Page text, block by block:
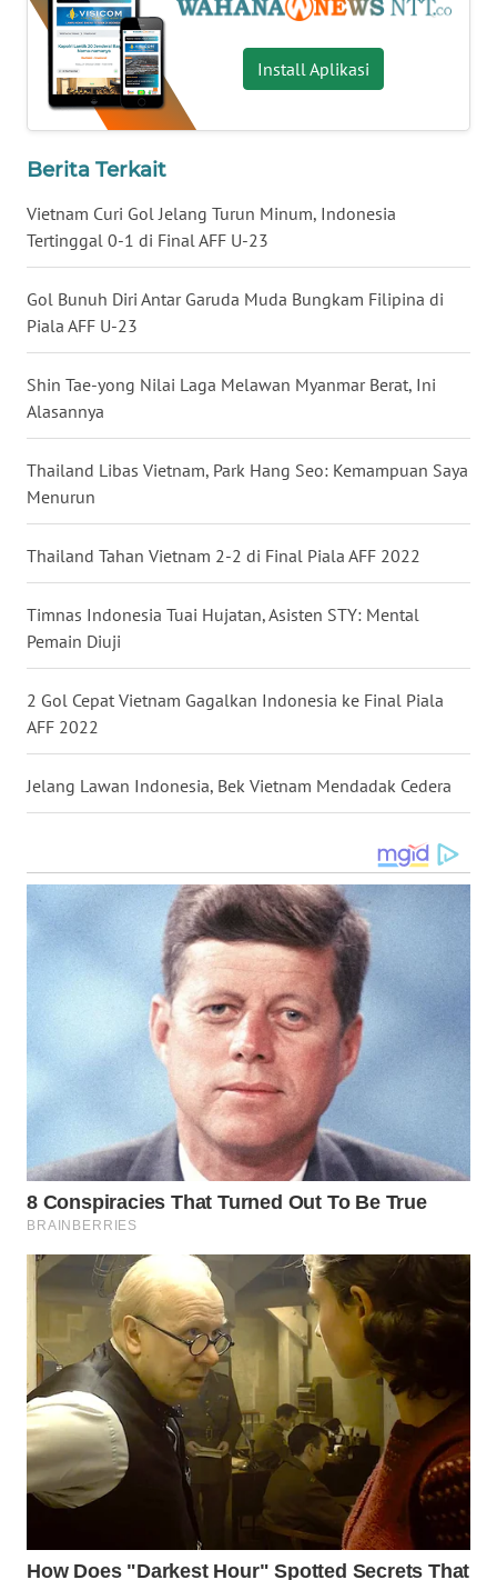
Install Aplikasi
Berita Terkait
Vietnam Curi Gol Jelang Turun Minum, Indonesia
Tertinggal 0-1 di Final AFF U-23
Gol Bunuh Diri Antar Garuda Muda Bungkam Filipina di
Piala AFF U-23
Shin Tae-yong Nilai Laga Melawan Myanmar Berat, Ini
Alasannya
Thailand Libas Vietnam, Park Hang Seo: Kemampuan Saya
Menurun
Thailand Tahan Vietnam 2-2 di Final Piala AFF 2022
Timnas Indonesia Tuai Hujatan, Asisten STY: Mental
Pemain Diuji
2 Gol Cepat Vietnam Gagalkan Indonesia ke Final Piala
AFF 2022
Jelang Lawan Indonesia, Bek Vietnam Mendadak Cedera
WN
KALTENG
KALTARA
WN
KALSEL
WN
KALTIM
WN
SULSEL
WN
GORONTALO
WN
WN
MALUT
WN
WN
DANAU
WN
TAPANULI
SELATAN
WN
TANJUNG
LESUNG
WN
KARO
WN
SIMALUNGUN
LABUHANBATU